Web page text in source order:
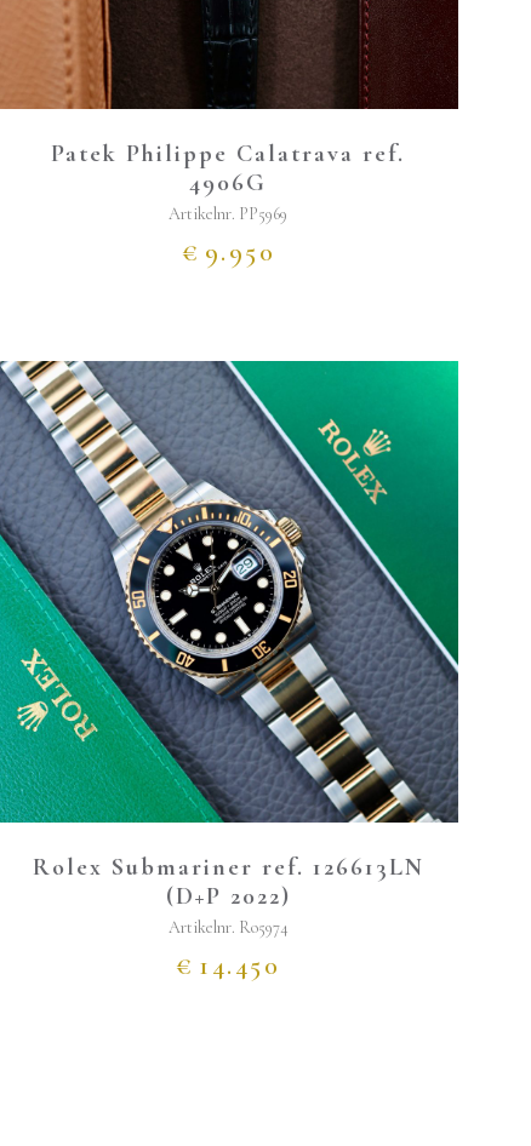
Patek Philippe Calatrava ref.
4906G
€ 9.950
Artikelnr. PP5969
Rolex Submariner ref. 126613LN
(D+P 2022)
€ 14.450
Artikelnr. Ro5974